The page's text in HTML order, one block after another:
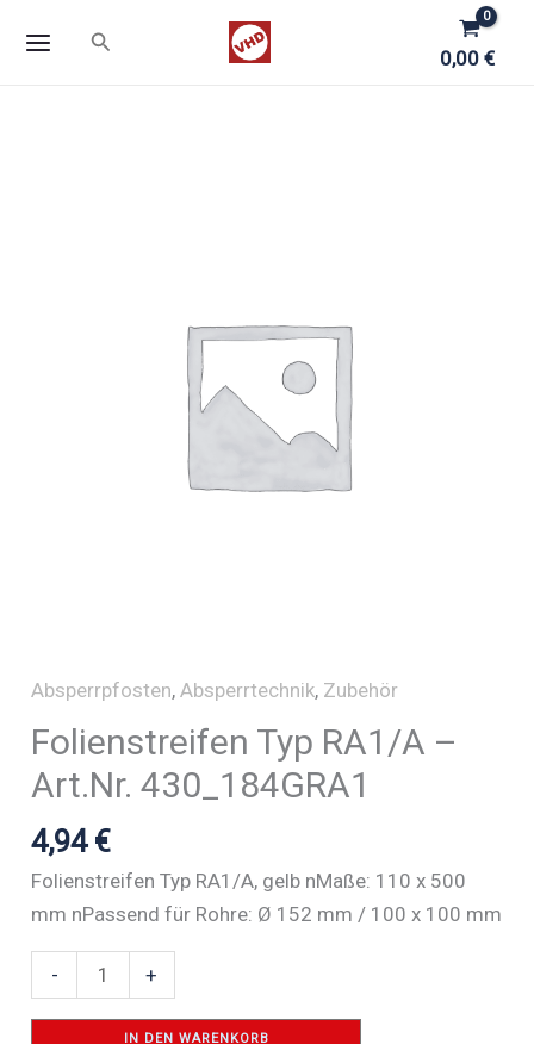
Inhalt
Suchen
0,00€
Absperrpfosten,Absperrtechnik, Zubehör
Folienstreifen Typ RA1/A –
Art.Nr. 430_184GRA1
4,94 €
Folienstreifen Typ RA1/A, gelb nMaße: 110 x 500
mm nPassend für Rohre: Ø 152 mm / 100 x 100 mm
-
Folienstreifen
Typ
+
IN DEN WARENKORB